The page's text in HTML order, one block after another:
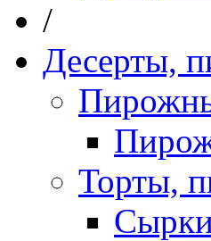
/
Десерты,
Торты,